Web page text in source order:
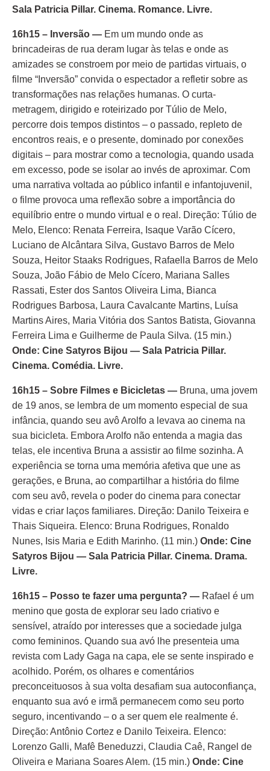
Sala Patricia Pillar. Cinema. Romance. Livre.
16h15 – Inversão — Em um mundo onde as
brincadeiras de rua deram lugar às telas e onde as
amizades se constroem por meio de partidas virtuais, o
filme “Inversão” convida o espectador a refletir sobre as
transformações nas relações humanas. O curta-
metragem, dirigido e roteirizado por Túlio de Melo,
percorre dois tempos distintos – o passado, repleto de
encontros reais, e o presente, dominado por conexões
digitais – para mostrar como a tecnologia, quando usada
em excesso, pode se isolar ao invés de aproximar. Com
uma narrativa voltada ao público infantil e infantojuvenil,
o filme provoca uma reflexão sobre a importância do
equilíbrio entre o mundo virtual e o real. Direção: Túlio de
Melo, Elenco: Renata Ferreira, Isaque Varão Cícero,
Luciano de Alcântara Silva, Gustavo Barros de Melo
Souza, Heitor Staaks Rodrigues, Rafaella Barros de Melo
Souza, João Fábio de Melo Cícero, Mariana Salles
Rassati, Ester dos Santos Oliveira Lima, Bianca
Rodrigues Barbosa, Laura Cavalcante Martins, Luísa
Martins Aires, Maria Vitória dos Santos Batista, Giovanna
Ferreira Lima e Guilherme de Paula Silva. (15 min.)
Onde: Cine Satyros Bijou — Sala Patricia Pillar.
Cinema. Comédia. Livre.
16h15 – Sobre Filmes e Bicicletas — Bruna, uma jovem
de 19 anos, se lembra de um momento especial de sua
infância, quando seu avô Arolfo a levava ao cinema na
sua bicicleta. Embora Arolfo não entenda a magia das
telas, ele incentiva Bruna a assistir ao filme sozinha. A
experiência se torna uma memória afetiva que une as
gerações, e Bruna, ao compartilhar a história do filme
com seu avô, revela o poder do cinema para conectar
vidas e criar laços familiares. Direção: Danilo Teixeira e
Thais Siqueira. Elenco: Bruna Rodrigues, Ronaldo
Nunes, Isis Maria e Edith Marinho. (11 min.) Onde: Cine
Satyros Bijou — Sala Patricia Pillar. Cinema. Drama.
Livre.
16h15 – Posso te fazer uma pergunta? — Rafael é um
menino que gosta de explorar seu lado criativo e
sensível, atraído por interesses que a sociedade julga
como femininos. Quando sua avó lhe presenteia uma
revista com Lady Gaga na capa, ele se sente inspirado e
acolhido. Porém, os olhares e comentários
preconceituosos à sua volta desafiam sua autoconfiança,
enquanto sua avó e irmã permanecem como seu porto
seguro, incentivando – o a ser quem ele realmente é.
Direção: Antônio Cortez e Danilo Teixeira. Elenco:
Lorenzo Galli, Mafê Beneduzzi, Claudia Caê, Rangel de
Oliveira e Mariana Soares Alem. (15 min.) Onde: Cine